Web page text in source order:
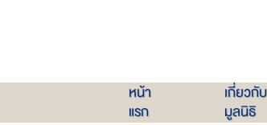
หน้า
แรก
เกี่ยวกับ
มูลนิธิ